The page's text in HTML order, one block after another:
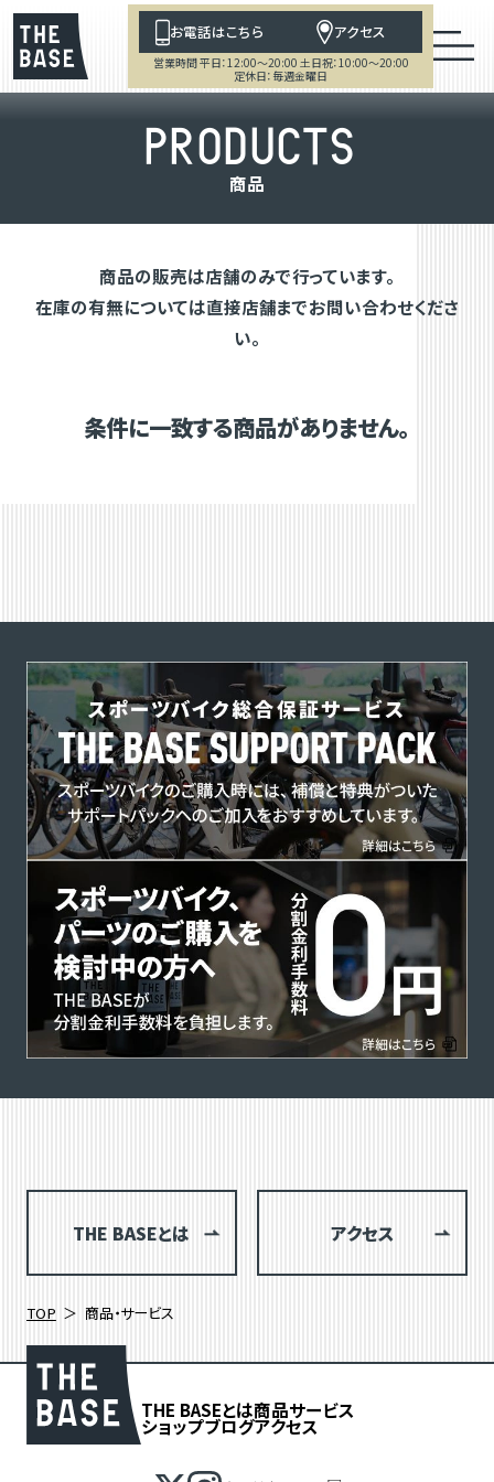
お電話はこちら アクセス
営業時間 平日：12:00～20:00 土日祝：10:00～20:00
定休日：毎週金曜日
PRODUCTS
商品
商品の販売は店舗のみで行っています。
在庫の有無については直接店舗までお問い合わせくださ
い。
条件に一致する商品がありません。
THE BASEとは アクセス
TOP 商品・サービス
THE BASEとは商品サービス
ショップブログアクセス